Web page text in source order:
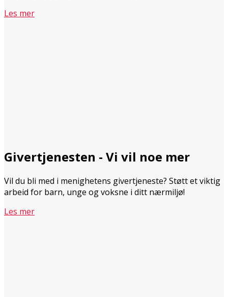
Les mer
Givertjenesten - Vi vil noe mer
Vil du bli med i menighetens givertjeneste? Støtt et viktig
arbeid for barn, unge og voksne i ditt nærmiljø!
Les mer